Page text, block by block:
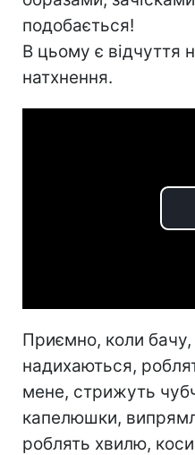
подобається!
В цьому є відчуття
натхнення.
Приємно, коли
надихаються,
мене, стрижуть
капелюшки,
роблять хвилю,